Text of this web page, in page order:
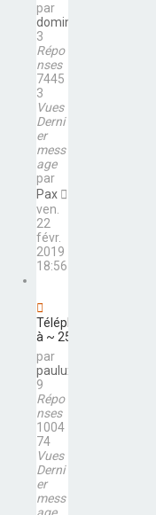
par
domino
3
Répo
nses
7445
3
Vues
Derni
er
mess
age
par
Pax
ven.
22
févr.
2019
18:56
Téléphone
à ~ 250€
par
paulux
9
Répo
nses
1004
74
Vues
Derni
er
mess